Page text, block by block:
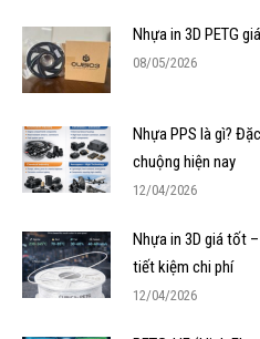
Nhựa in 3D PETG
08/05/2026
Nhựa PPS là gì?
chuộng hiện nay
12/04/2026
Nhựa in 3D giá tốt
tiết kiệm chi phí
12/04/2026